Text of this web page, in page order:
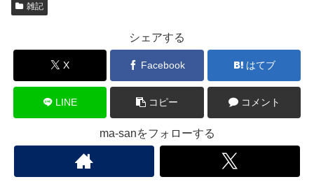
雑記
シェアする
X Facebook はてブ
LINE コピー コメント
ma-sanをフォローする